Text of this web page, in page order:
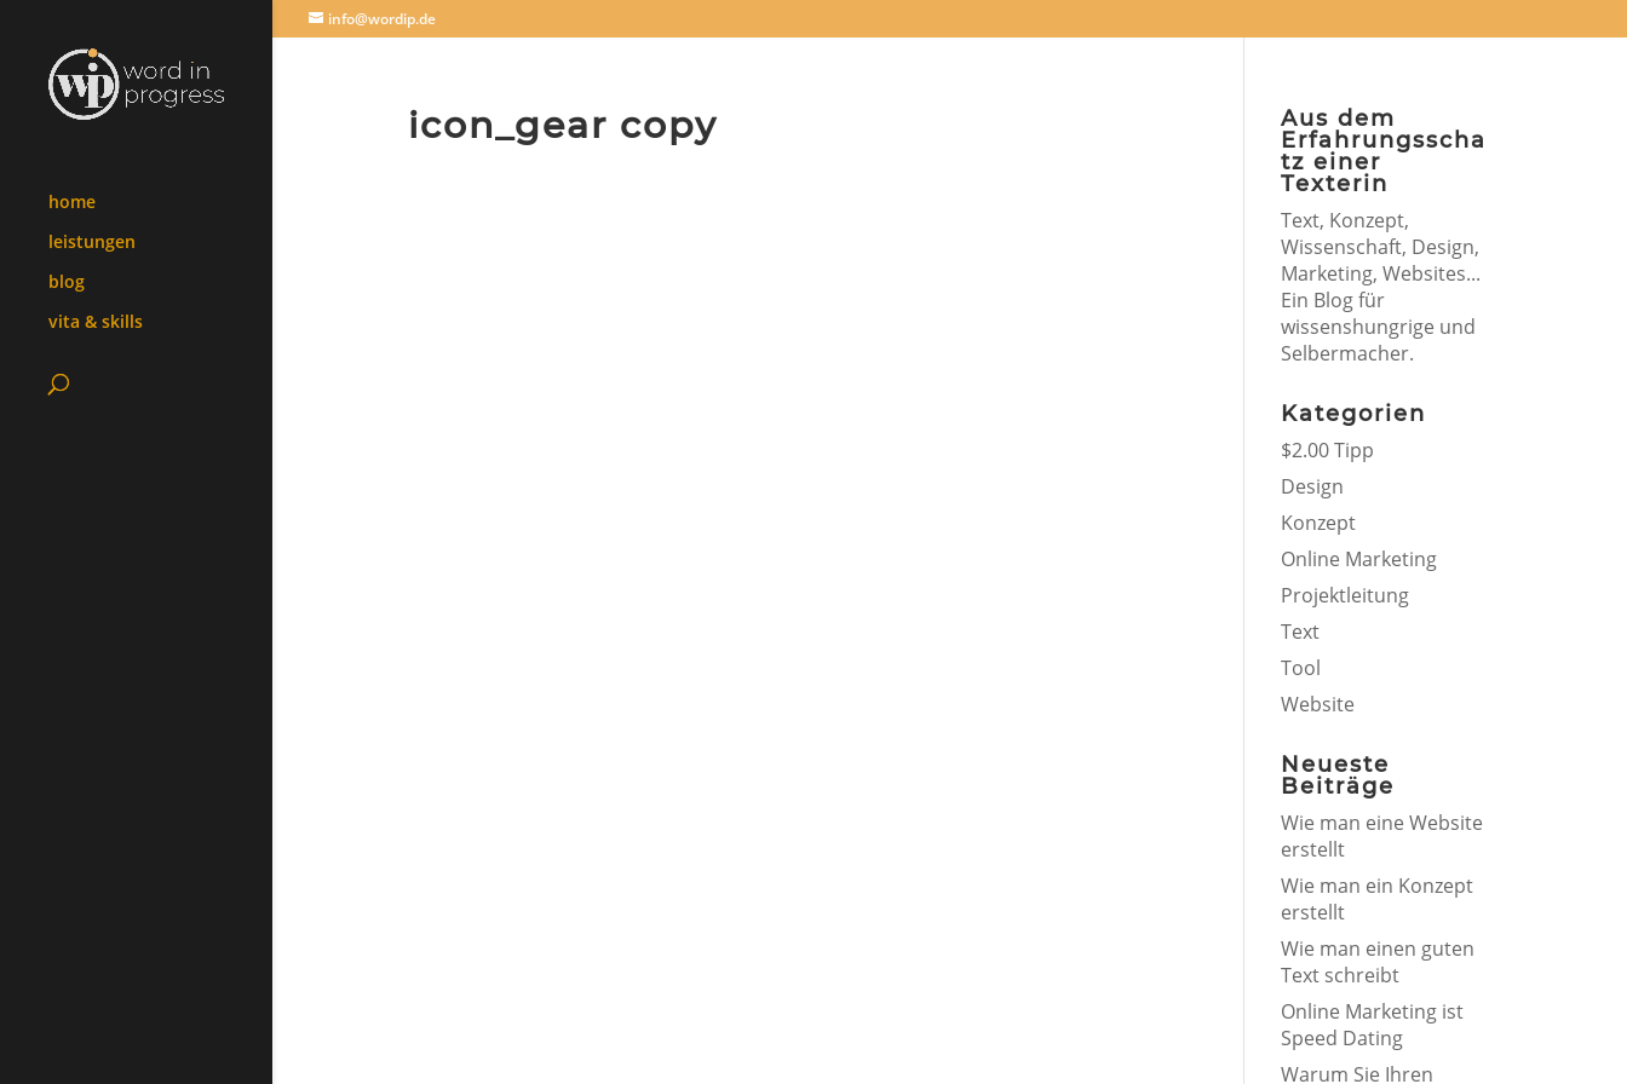
info@wordip.de
home
leistungen
blog
vita & skills
icon_gear copy
Aus dem
Erfahrungsscha
tz einer
Texterin
Text, Konzept,
Wissenschaft, Design,
Marketing, Websites...
Ein Blog für
wissenshungrige und
Selbermacher.
Kategorien
$2.00 Tipp
Design
Konzept
Online Marketing
Projektleitung
Text
Tool
Website
Neueste
Beiträge
Wie man eine Website
erstellt
Wie man ein Konzept
erstellt
Wie man einen guten
Text schreibt
Online Marketing ist
Speed Dating
Warum Sie Ihren